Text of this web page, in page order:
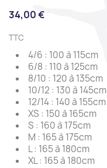
34,00 €
TTC
4/6 : 100 à 115cm
6/8 : 110 à 125cm
8/10 : 120 à 135cm
10/12 : 130 à 145cm
12/14 : 140 à 155cm
XS : 150 à 165cm
S : 160 à 175cm
M : 165 à 175cm
L : 165 à 180cm
XL : 165 à 180cm